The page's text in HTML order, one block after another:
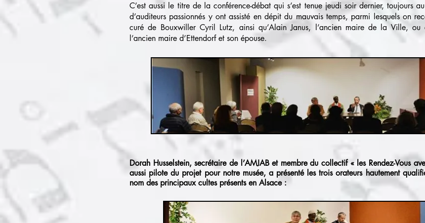
C’est aussi le titre de la conférence-débat qui s’est tenue jeudi soir dernier, toujours
d’auditeurs passionnés y ont assisté en dépit du mauvais temps, parmi lesquels on
curé de Bouxwiller Cyril Lutz, ainsi qu’Alain Janus, l’ancien maire de la Ville, ou
l’ancien maire d’Ettendorf et son épouse.
Dorah Husselstein, secrétaire de l’AMJAB et membre du collectif « les Rendez-Vous
aussi pilote du projet pour notre musée, a présenté les trois orateurs hautement
nom des principaux cultes présents en Alsace :